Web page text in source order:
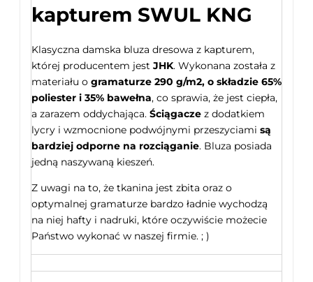
kapturem SWUL KNG
Klasyczna damska bluza dresowa z kapturem,
której producentem jest JHK. Wykonana została z
materiału o gramaturze 290 g/m2, o składzie 65%
poliester i 35% bawełna, co sprawia, że jest ciepła,
a zarazem oddychająca. Ściągacze z dodatkiem
lycry i wzmocnione podwójnymi przeszyciami są
bardziej odporne na rozciąganie. Bluza posiada
jedną naszywaną kieszeń.
Z uwagi na to, że tkanina jest zbita oraz o
optymalnej gramaturze bardzo ładnie wychodzą
na niej hafty i nadruki, które oczywiście możecie
Państwo wykonać w naszej firmie. ; )